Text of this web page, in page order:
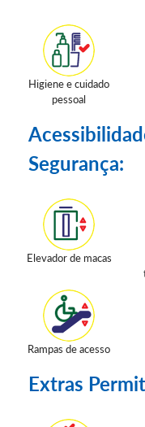
Higiene e cuidado
pessoal
Segurança:
Elevador de macas
Rampas de acesso
Extras